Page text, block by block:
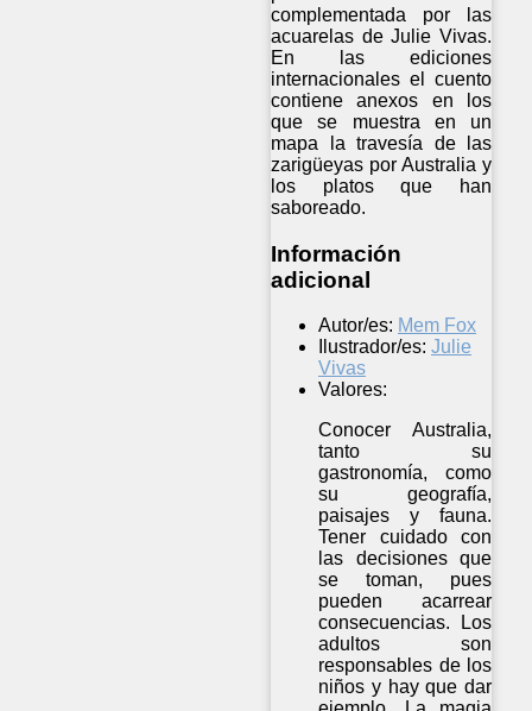
complementada por las
acuarelas de Julie Vivas.
En las ediciones
internacionales el cuento
contiene anexos en los
que se muestra en un
mapa la travesía de las
zarigüeyas por Australia y
los platos que han
saboreado.
Información
adicional
Autor/es: Mem Fox
Ilustrador/es: Julie
Vivas
Valores:
Conocer Australia,
tanto su
gastronomía, como
su geografía,
paisajes y fauna.
Tener cuidado con
las decisiones que
se toman, pues
pueden acarrear
consecuencias. Los
adultos son
responsables de los
niños y hay que dar